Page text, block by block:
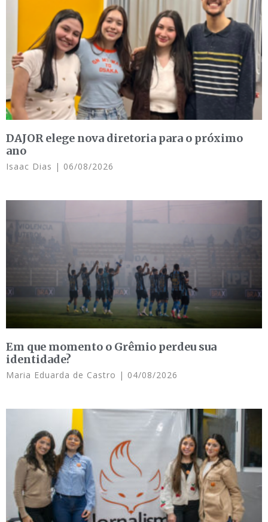
DAJOR elege nova diretoria para o próximo
ano
Isaac Dias 06/08/2026
Em que momento o Grêmio perdeu sua
identidade?
Maria Eduarda de Castro 04/08/2026